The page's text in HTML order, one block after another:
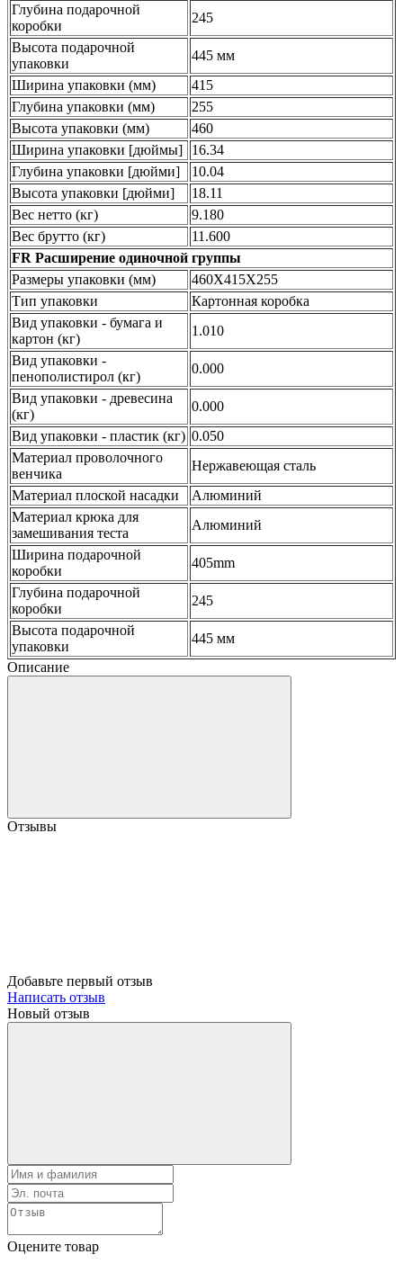
Глубина подарочной
коробки
245
Высота подарочной
упаковки
445 мм
Ширина упаковки (мм)
415
Глубина упаковки (мм)
255
Высота упаковки (мм)
460
Ширина упаковки [дюймы]
16.34
Глубина упаковки [дюйми]
10.04
Высота упаковки [дюйми]
18.11
Вес нетто (кг)
9.180
Вес брутто (кг)
11.600
FR Расширение одиночной группы
Размеры упаковки (мм)
460X415X255
Тип упаковки
Картонная коробка
Вид упаковки - бумага и
картон (кг)
1.010
Вид упаковки -
пенополистирол (кг)
0.000
Вид упаковки - древесина
(кг)
0.000
Вид упаковки - пластик (кг) 0.050
Материал проволочного
венчика
Нержавеющая сталь
Материал плоской насадки
Алюминий
Материал крюка для
замешивания теста
Алюминий
Ширина подарочной
коробки
405mm
Глубина подарочной
коробки
245
Высота подарочной
упаковки
445 мм
Описание
Отзывы
Добавьте первый отзыв
Написать отзыв
Новый отзыв
Оцените товар